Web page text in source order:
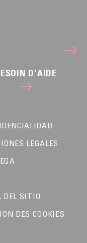
D'AIDE
LEGALES
DEL SITIO
DES COOKIES